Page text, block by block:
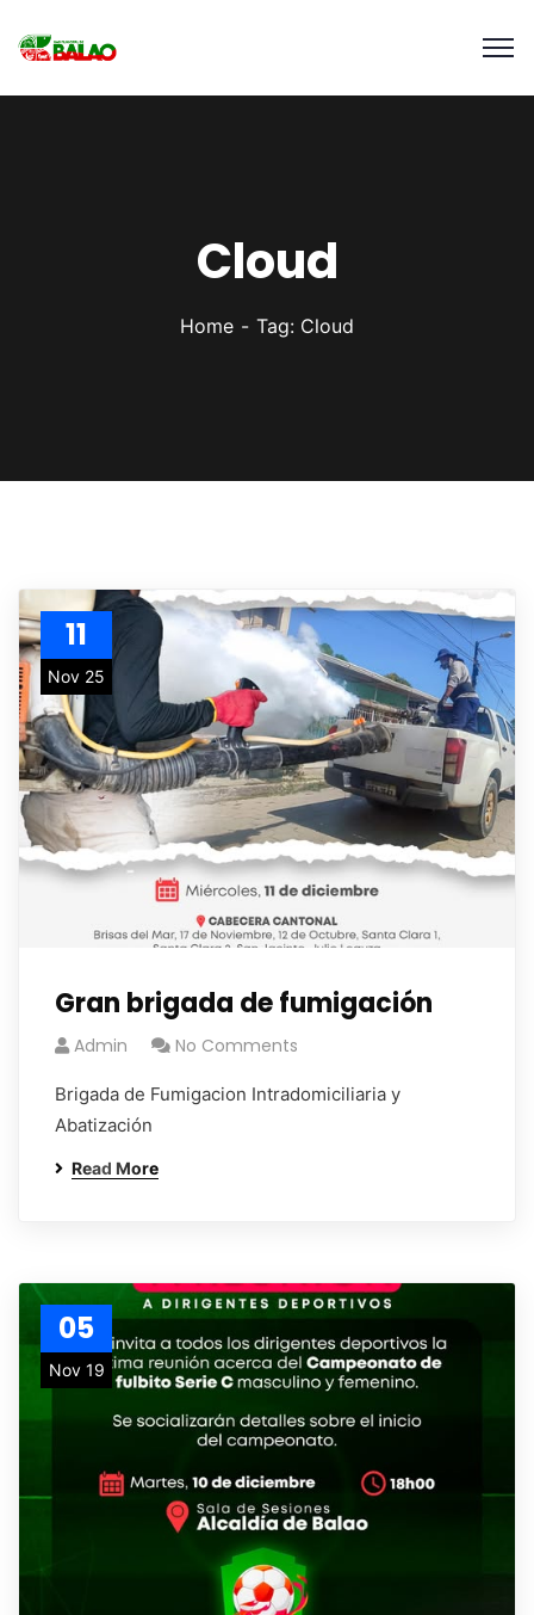
Cloud
Home Tag: Cloud
11
Nov 25
Gran brigada de fumigación
Admin No Comments
Brigada de Fumigacion Intradomiciliaria y
Abatización
Read More
05
Nov 19